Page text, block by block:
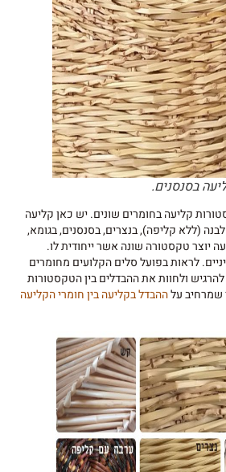
בסנסנים.
קליעה בחומרים שונים. יש כאן קליעה
(ללא קליפה), בנצרים, בסנסנים, בגומא,
יוצר טקסטורה שונה אשר ייחודית לו.
לראות בפועל סלים הקלועים מחומרים
ולחוות את ההבדלים בין הטקסטורות
שמרחיב עלההבדל בקליעה בין חומרי הקליעה